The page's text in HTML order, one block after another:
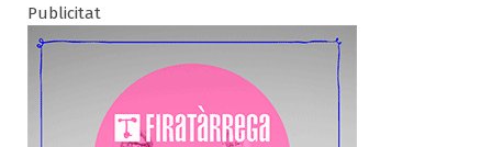
Publicitat